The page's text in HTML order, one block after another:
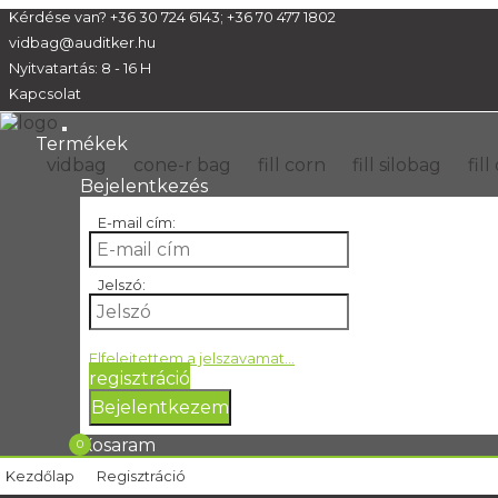
Kérdése van? +36 30 724 6143; +36 70 477 1802
vidbag@auditker.hu
Nyitvatartás: 8 - 16 H
Kapcsolat
Termékek
vidbag
cone-r bag fill corn fill silobag
fill
Bejelentkezés
E-mail cím:
Jelszó:
Elfelejtettem a jelszavamat...
regisztráció
Bejelentkezem
Kosaram
0
kezdőlap regisztráció